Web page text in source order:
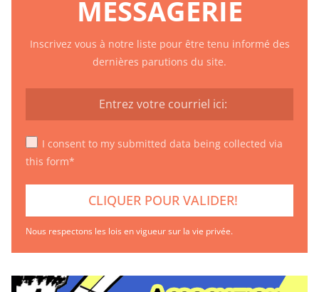
MESSAGERIE
Inscrivez vous à notre liste pour être tenu informé des
dernières parutions du site.
I consent to my submitted data being collected via
this form*
Nous respectons les lois en vigueur sur la vie privée.